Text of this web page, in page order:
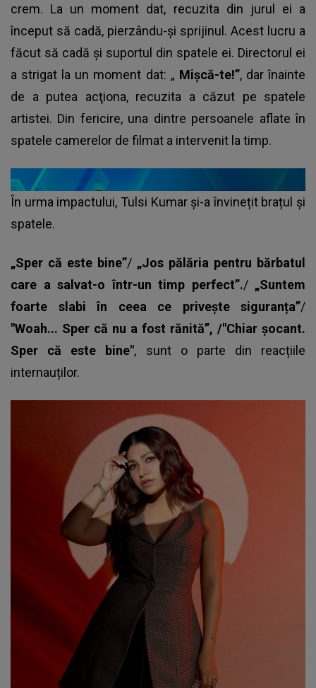
crem. La un moment dat, recuzita din jurul ei a
început să cadă, pierzându-și sprijinul. Acest lucru a
făcut să cadă și suportul din spatele ei. Directorul ei
a strigat la un moment dat: „ Mișcă-te!”, dar înainte
de a putea acţiona, recuzita a căzut pe spatele
artistei. Din fericire, una dintre persoanele aflate în
spatele camerelor de filmat a intervenit la timp.
În urma impactului, Tulsi Kumar și-a învinețit brațul și
spatele.
„Sper că este bine”/ „Jos pălăria pentru bărbatul
care a salvat-o într-un timp perfect”./ „Suntem
foarte slabi în ceea ce privește siguranța”/
"Woah... Sper că nu a fost rănită”, /"Chiar șocant.
Sper că este bine", sunt o parte din reacțiile
internauților.